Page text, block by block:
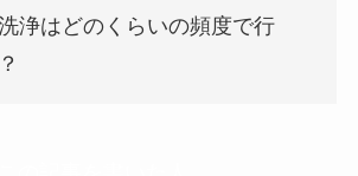
浄はどのくらいの頻度で行